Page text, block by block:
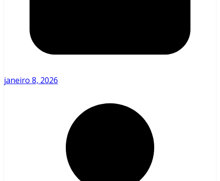
janeiro 8, 2026